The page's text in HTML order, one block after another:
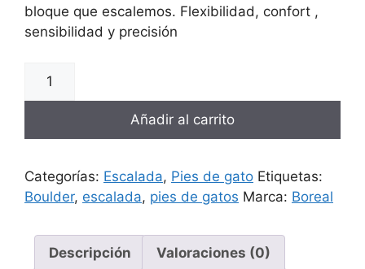
bloque que escalemos. Flexibilidad, confort ,
sensibilidad y precisión
Añadir al carrito
Categorías: Escalada, Pies de gato Etiquetas:
Boulder, escalada, pies de gatos Marca: Boreal
Descripción Valoraciones (0)